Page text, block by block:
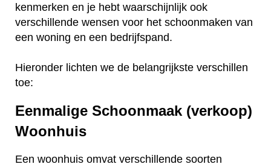
kenmerken en je hebt waarschijnlijk ook
verschillende wensen voor het schoonmaken van
een woning en een bedrijfspand.
Hieronder lichten we de belangrijkste verschillen
toe:
Eenmalige Schoonmaak (verkoop)
Woonhuis
Een woonhuis omvat verschillende soorten